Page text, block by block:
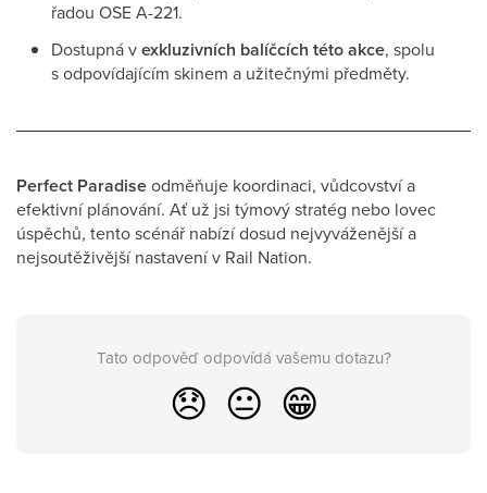
řadou OSE A-221.
Dostupná vexkluzivních balíčcích této akce, spolu
s odpovídajícím skinem a užitečnými předměty.
Perfect Paradiseodměňuje koordinaci, vůdcovství a
efektivní plánování. Ať už jsi týmový stratég nebo lovec
úspěchů, tento scénář nabízí dosud nejvyváženější a
nejsoutěživější nastavení v Rail Nation.
Tato odpověď odpovídá vašemu dotazu?
😞 😐 😁